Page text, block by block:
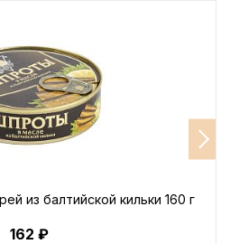
из балтийской кильки 160 г
162